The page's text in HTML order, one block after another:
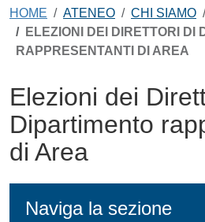
HOME ATENEO CHI SIAMO
ELEZIONI DEI DIRETTORI DI
RAPPRESENTANTI DI AREA
Elezioni dei
Dipartimento
di Area
Naviga la sezione